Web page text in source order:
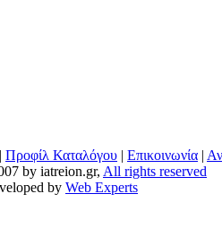
| Προφίλ Καταλόγου | Επικοινωνία |
by iatreion.gr, All rights reserved
by Web Experts